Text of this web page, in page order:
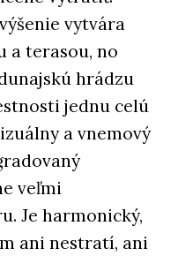
vytvára
a terasou, no
hrádzu
jednu celú
a vnemový
veľmi
Je harmonický,
ani nestratí, ani